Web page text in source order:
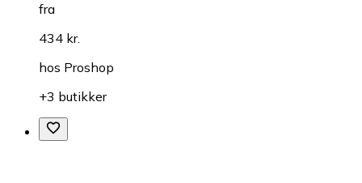
fra
434 kr.
hos Proshop
+3 butikker